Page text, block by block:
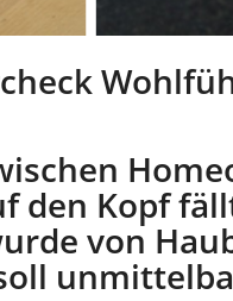
den Kopf
von